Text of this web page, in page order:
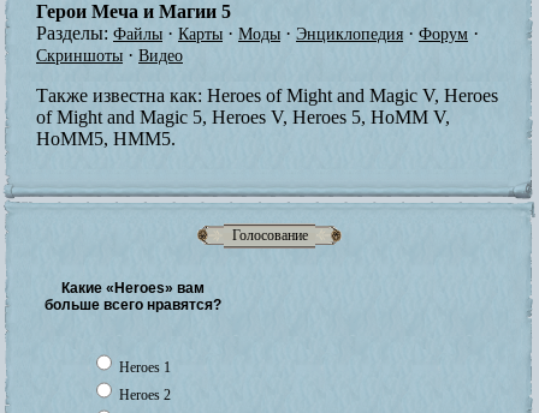
Голосование
Какие «Heroes» вам
больше всего нравятся?
Heroes 1
Heroes 2
Герои Меча и Магии 5
Разделы: Файлы · Карты · Моды · Энциклопедия · Форум ·
Скриншоты · Видео
Также известна как: Heroes of Might and Magic V, Heroes
of Might and Magic 5, Heroes V, Heroes 5, HoMM V,
HoMM5, HMM5.